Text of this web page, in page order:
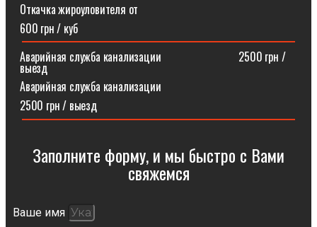
Откачка жироуловителя от
600 грн / куб
Аварийная служба канализации ⠀⠀⠀⠀⠀⠀⠀⠀⠀2500 грн /
выезд
Аварийная служба канализации
2500 грн / выезд
Заполните форму, и мы быстро с Вами
свяжемся​
Ваше имя